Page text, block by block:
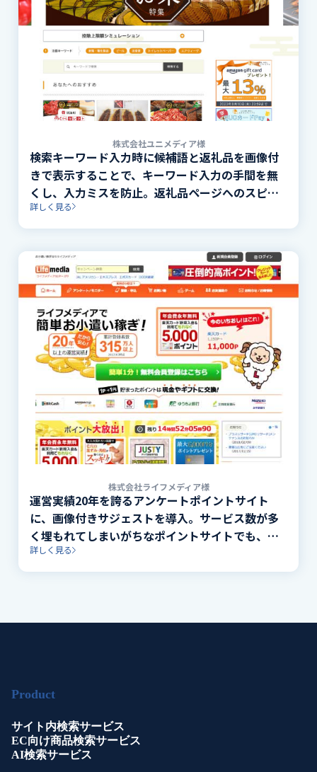
株式会社ユニメディア様
検索キーワード入力時に候補語と返礼品を画像付
きで表示することで、キーワード入力の手間を無
くし、入力ミスを防止。返礼品ページへのスピー
ディな到達を実現。
詳しく見る
株式会社ライフメディア様
運営実績20年を誇るアンケートポイントサイト
に、画像付きサジェストを導入。サービス数が多
く埋もれてしまいがちなポイントサイトでも、よ
り多くの露出が可能。サービス画像を表示する視
覚的な訴求により、詳細ページへの到達に貢献。
詳しく見る
Product
サイト内検索サービス
EC向け商品検索サービス
AI検索サービス